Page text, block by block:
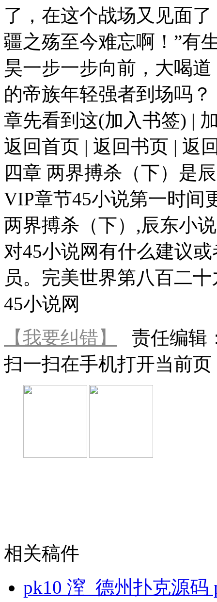
了，在这个战场又见面
疆之殇至今难忘啊！”有
昊一步一步向前，大喝
的帝族年轻强者到场吗
章先看到这(加入书签) |
返回首页 | 返回书页 | 返
四章 两界搏杀（下）是
VIP章节45小说第一时间
两界搏杀（下）,辰东小
对45小说网有什么建议
员。完美世界第八百二
45小说网
【我要纠错】
责任编辑
扫一扫在手机打开当前页
相关稿件
pk10 潌_德州扑克源码